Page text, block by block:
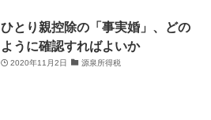
ひとり親控除の「事実婚」、どの
ように確認すればよいか
2020年11月2日 源泉所得税